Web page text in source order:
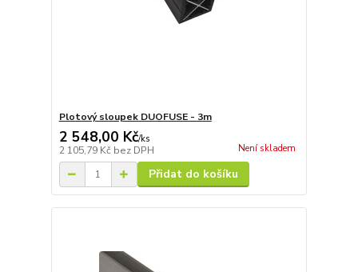
Plotový sloupek DUOFUSE - 3m
2 548,00 Kč/ks
2 105,79 Kč bez DPH Není skladem
Přidat do košíku